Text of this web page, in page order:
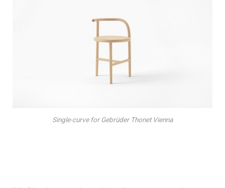
Single-curve for Gebrüder Thonet Vienna